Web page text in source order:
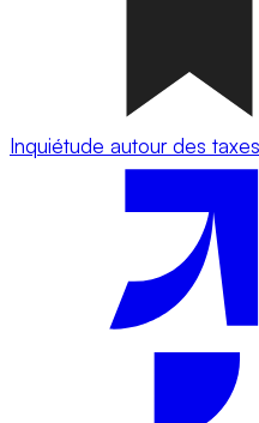
Inquiétude autour des